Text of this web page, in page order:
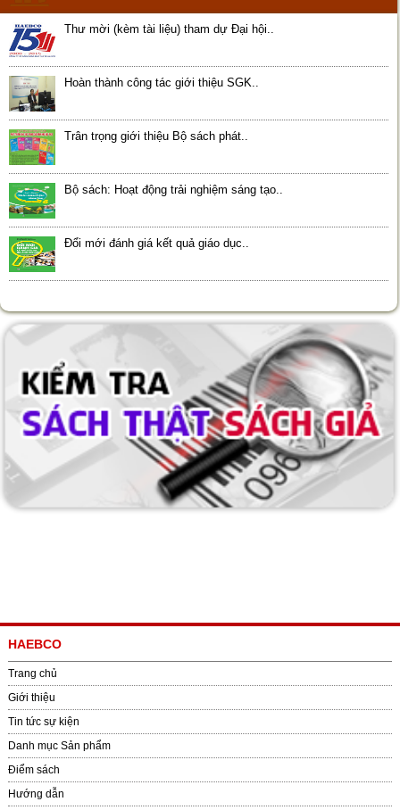
Thư mời (kèm tài liệu) tham dự Đại hội..
Hoàn thành công tác giới thiệu SGK..
Trân trọng giới thiệu Bộ sách phát..
Bộ sách: Hoạt động trải nghiệm sáng tạo..
Đổi mới đánh giá kết quả giáo dục..
HAEBCO
Trang chủ
Giới thiệu
Tin tức sự kiện
Danh mục Sản phẩm
Điểm sách
Hướng dẫn